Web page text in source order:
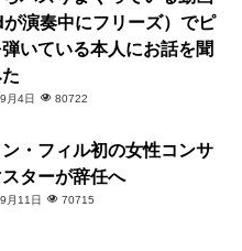
が演奏中にフリーズ）でピ
いている本人にお話を聞
月4日 80722
・フィル初の女性コンサ
ターが辞任へ
月11日 70715